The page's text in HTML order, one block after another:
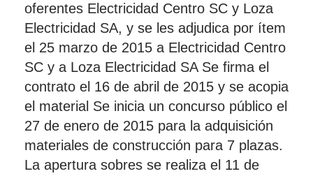
oferentes Electricidad Centro SC y Loza
Electricidad SA, y se les adjudica por ítem
el 25 marzo de 2015 a Electricidad Centro
SC y a Loza Electricidad SA Se firma el
contrato el 16 de abril de 2015 y se acopia
el material Se inicia un concurso público el
27 de enero de 2015 para la adquisición
materiales de construcción para 7 plazas.
La apertura sobres se realiza el 11 de